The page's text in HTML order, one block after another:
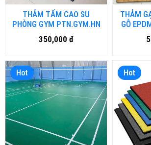
THẢM TẤM CAO SU
PHÒNG GYM PTN.GYM.HN
350,000 đ
THẢM
GỖ
Hot Hot